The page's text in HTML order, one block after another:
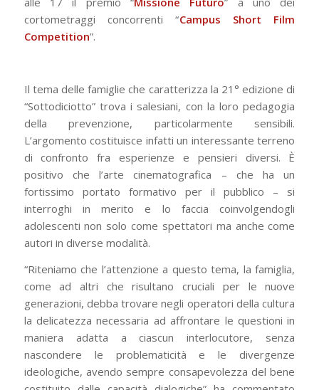
cortometraggi concorrenti “Campus Short Film
Competition”.
Il tema delle famiglie che caratterizza la 21° edizione di
“Sottodiciotto” trova i salesiani, con la loro pedagogia
della prevenzione, particolarmente sensibili.
L’argomento costituisce infatti un interessante terreno
di confronto fra esperienze e pensieri diversi. È
positivo che l’arte cinematografica – che ha un
fortissimo portato formativo per il pubblico – si
interroghi in merito e lo faccia coinvolgendogli
adolescenti non solo come spettatori ma anche come
autori in diverse modalità.
“Riteniamo che l’attenzione a questo tema, la famiglia,
come ad altri che risultano cruciali per le nuove
generazioni, debba trovare negli operatori della cultura
la delicatezza necessaria ad affrontare le questioni in
maniera adatta a ciascun interlocutore, senza
nascondere le problematicità e le divergenze
ideologiche, avendo sempre consapevolezza del bene